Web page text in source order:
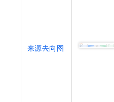
来源去向图